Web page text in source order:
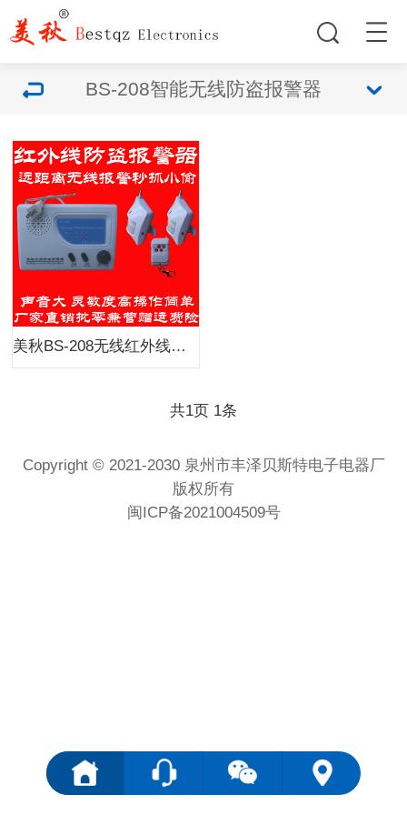
BS-208智能无线防盗报警器
美秋BS-208无线红外线防盗报警器家用店铺农村用远距离防盗安防
共1页 1条
Copyright © 2021-2030 泉州市丰泽贝斯特电子电器厂
版权所有
闽ICP备2021004509号
<